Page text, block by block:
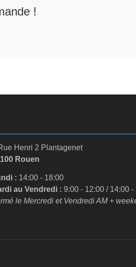
!
Henri 2 Plantagenet
Rouen
: 14:00 - 18:00
au Vendredi : 9:00 - 12:00 / 14:00 -
le Mercredi et Vendredi AM +